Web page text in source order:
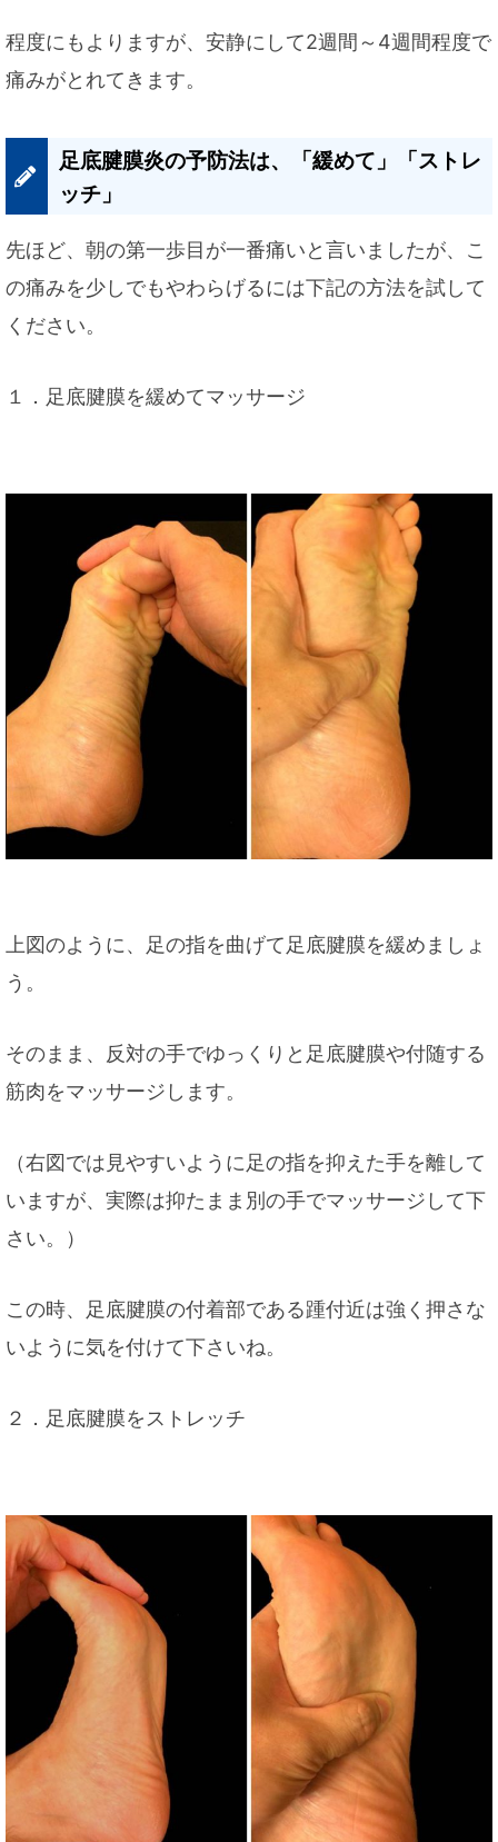
程度にもよりますが、安静にして2週間～4週間程度で
痛みがとれてきます。
足底腱膜炎の予防法は、「緩めて」「ストレ
ッチ」
先ほど、朝の第一歩目が一番痛いと言いましたが、こ
の痛みを少しでもやわらげるには下記の方法を試して
ください。
１．足底腱膜を緩めてマッサージ
上図のように、足の指を曲げて足底腱膜を緩めましょ
う。
そのまま、反対の手でゆっくりと足底腱膜や付随する
筋肉をマッサージします。
（右図では見やすいように足の指を抑えた手を離して
いますが、実際は抑たまま別の手でマッサージして下
さい。）
この時、足底腱膜の付着部である踵付近は強く押さな
いように気を付けて下さいね。
２．足底腱膜をストレッチ